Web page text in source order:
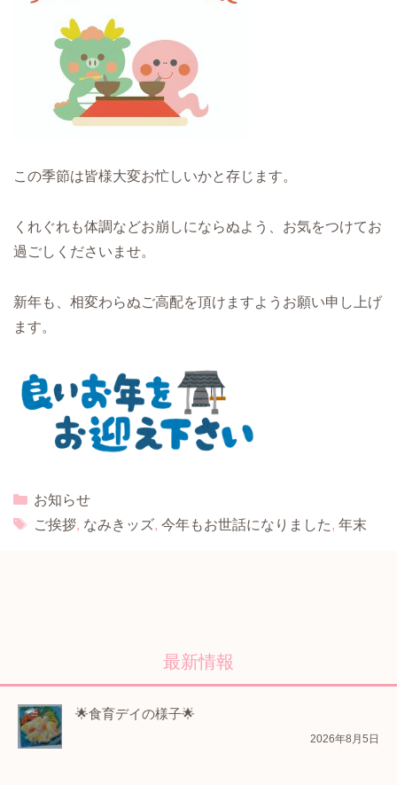
この季節は皆様大変お忙しいかと存じます。
くれぐれも体調などお崩しにならぬよう、お気をつけてお
過ごしくださいませ。
新年も、相変わらぬご高配を頂けますようお願い申し上げ
ます。
Categories
お知らせ
Tags
ご挨拶, なみきッズ, 今年もお世話になりました, 年末
最新情報
🌟食育デイの様子🌟
2026年8月5日